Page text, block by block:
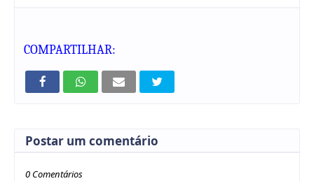
COMPARTILHAR:
Postar um comentário
0 Comentários